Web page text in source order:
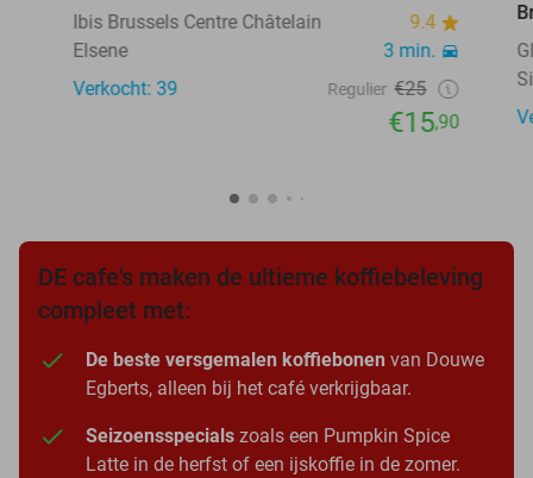
Ibis Brussels Centre Châtelain
9.4
Elsene
3 min.
Verkocht: 39
Regulier €25
€15,90
DE cafe's maken de ultieme koffiebeleving
compleet met:
De beste versgemalen koffiebonen van Douwe
Egberts, alleen bij het café verkrijgbaar.
Seizoensspecials zoals een Pumpkin Spice
Latte in de herfst of een ijskoffie in de zomer.